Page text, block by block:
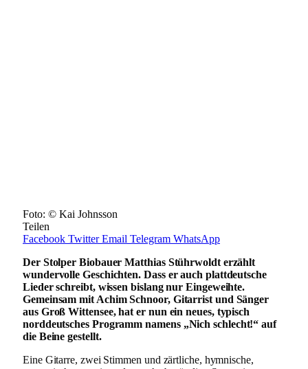
Foto: © Kai Johnsson
Teilen
Facebook Twitter Email Telegram WhatsApp
Der Stolper Biobauer Matthias Stührwoldt erzählt
wundervolle Geschichten. Dass er auch plattdeutsche
Lieder schreibt, wissen bislang nur Eingeweihte.
Gemeinsam mit Achim Schnoor, Gitarrist und Sänger
aus Groß Wittensee, hat er nun ein neues, typisch
norddeutsches Programm namens „Nich schlecht!“ auf
die Beine gestellt.
Eine Gitarre, zwei Stimmen und zärtliche, hymnische,